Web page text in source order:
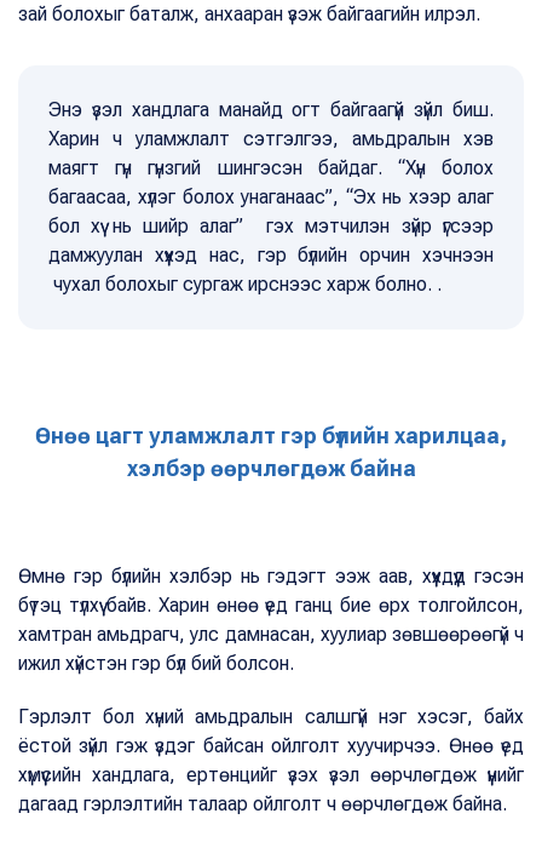
зай болохыг баталж, анхааран үзэж байгаагийн илрэл.
Энэ үзэл хандлага манайд огт байгаагүй зүйл биш.
Харин ч уламжлалт сэтгэлгээ, амьдралын хэв
маягт гүн гүнзгий шингэсэн байдаг. “Хүн болох
багаасаа, хүлэг болох унаганаас”, “Эх нь хээр алаг
бол хүү нь шийр алаг” гэх мэтчилэн зүйр үгсээр
дамжуулан хүүхэд нас, гэр бүлийн орчин хэчнээн
чухал болохыг сургаж ирснээс харж болно. .
Өнөө цагт уламжлалт гэр бүлийн харилцаа,
хэлбэр өөрчлөгдөж байна
Өмнө гэр бүлийн хэлбэр нь гэдэгт ээж аав, хүүхдүүд гэсэн
бүтэц түлхүү байв. Харин өнөө үед ганц бие өрх толгойлсон,
хамтран амьдрагч, улс дамнасан, хуулиар зөвшөөрөөгүй ч
ижил хүйстэн гэр бүл бий болсон.
Гэрлэлт бол хүний амьдралын салшгүй нэг хэсэг, байх
ёстой зүйл гэж үздэг байсан ойлголт хуучирчээ. Өнөө үед
хүмүүсийн хандлага, ертөнцийг үзэх үзэл өөрчлөгдөж үүнийг
дагаад гэрлэлтийн талаар ойлголт ч өөрчлөгдөж байна.